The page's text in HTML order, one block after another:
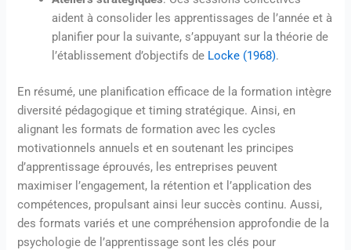
aident à consolider les apprentissages de l’année et à
planifier pour la suivante, s’appuyant sur la théorie de
l’établissement d’objectifs de Locke (1968).
En résumé, une planification efficace de la formation intègre
diversité pédagogique et timing stratégique. Ainsi, en
alignant les formats de formation avec les cycles
motivationnels annuels et en soutenant les principes
d’apprentissage éprouvés, les entreprises peuvent
maximiser l’engagement, la rétention et l’application des
compétences, propulsant ainsi leur succès continu. Aussi,
des formats variés et une compréhension approfondie de la
psychologie de l’apprentissage sont les clés pour